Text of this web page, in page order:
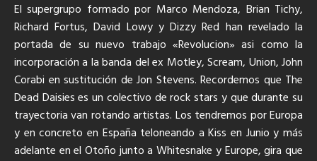
El supergrupo formado por Marco Mendoza, Brian Tichy,
Richard Fortus, David Lowy y Dizzy Red han revelado la
portada de su nuevo trabajo «Revolucion» asi como la
incorporación a la banda del ex Motley, Scream, Union, John
Corabi en sustitución de Jon Stevens. Recordemos que The
Dead Daisies es un colectivo de rock stars y que durante su
trayectoria van rotando artistas. Los tendremos por Europa
y en concreto en España teloneando a Kiss en Junio y más
adelante en el Otoño junto a Whitesnake y Europe, gira que